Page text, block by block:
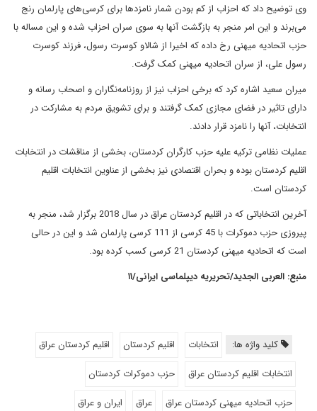
وی توضیح داد که احزاب از کم بودن شمار نامزدها برای کرسی‌های پارلمان رنج
می‌برند و این امر منجر به بازگشت آنها به سوی سران احزاب شده و این مساله با
حزب اتحادیه میهنی رخ داده که اخیرا از شالاو کوسرت رسول، فرزند کوسرت
رسول علی، از سران اتحادیه میهنی کمک گرفت.
میران سعید اشاره کرد که برخی احزاب نیز از روزنامه‌نگاران و اصحاب رسانه و
دارای تاثیر در فضای مجازی کمک گرفتند و برای تشویق مردم به مشارکت در
انتخابات، آنها را نامزد قرار دادند.
عملیات نظامی ترکیه علیه حزب کارگران کردستان، بخشی از مناقشات در انتخابات
اقلیم کردستان بوده و بحران اقتصادی نیز بخشی از عناوین انتخابات اقلیم
کردستان است.
آخرین انتخاباتی که در اقلیم کردستان عراق در سال 2018 برگزار شد، منجر به
پیروزی حزب دموکرات با 45 کرسی از 111 کرسی پارلمان شد و این در حالی
است که اتحادیه میهنی کردستان 21 کرسی کسب کرده بود.
منبع: العربی الجدید/تحریریه دیپلماسی ایرانی/۱۱
کلید واژه ها: انتخابات اقلیم کردستان
اقلیم کردستان عراق
انتخابات اقلیم کردستان عراق
حزب دموکرات کردستان
حزب اتحادیه میهنی کردستان عراق
عراق
ایران و عراق